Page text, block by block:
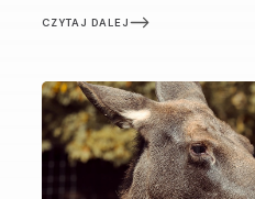
CZYTAJ DALEJ